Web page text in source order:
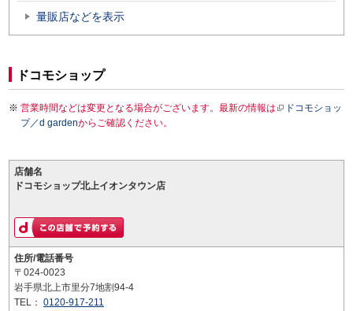
量販店などを表示
ドコモショップ
営業時間などは変更となる場合がございます。最新の情報は
ドコモショッ
プ／d gardenからご確認ください。
店舗名
ドコモショップ北上イオンタウン店
住所/電話番号
〒024-0023
岩手県北上市里分7地割94-4
TEL： 0120-917-211